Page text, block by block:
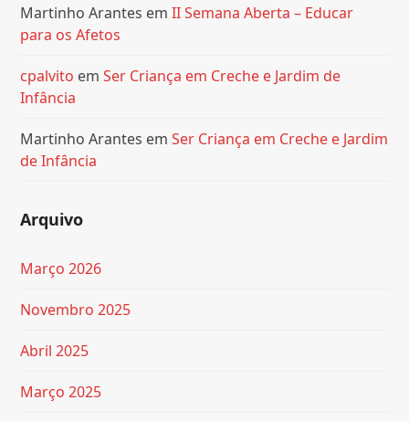
Martinho Arantes emII Semana Aberta – Educar
para os Afetos
cpalvito emSer Criança em Creche e Jardim de
Infância
Martinho Arantes emSer Criança em Creche e Jardim
de Infância
Arquivo
Março 2026
Novembro 2025
Abril 2025
Março 2025